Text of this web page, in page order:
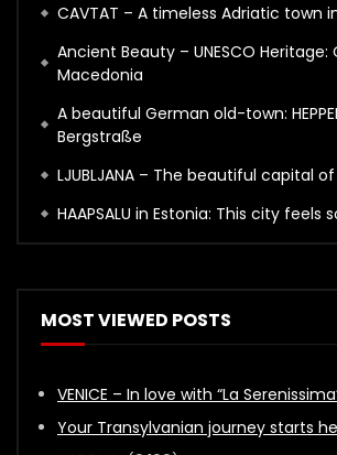
CAVTAT – A timeless Adriatic town
Ancient Beauty – UNESCO Heritage:
Macedonia
A beautiful German old-town:
Bergstraße
LJUBLJANA – The beautiful capital
HAAPSALU in Estonia: This city feels
MOST VIEWED POSTS
VENICE – In love with “La
Your Transylvanian journey starts